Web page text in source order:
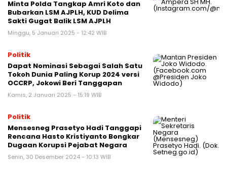
Minta Polda Tangkap Amri Koto dan
Bubarkan LSM AJPLH, KUD Delima
Sakti Gugat Balik LSM AJPLH
Minggu, 5 Januari 2025 - 12:42 WIB
Politik
Dapat Nominasi Sebagai Salah Satu
Tokoh Dunia Paling Korup 2024 versi
OCCRP, Jokowi Beri Tanggapan
Kamis, 2 Januari 2025 - 15:19 WIB
Politik
Mensesneg Prasetyo Hadi Tanggapi
Rencana Hasto Kristiyanto Bongkar
Dugaan Korupsi Pejabat Negara
Senin, 30 Desember 2024 - 10:13 WIB